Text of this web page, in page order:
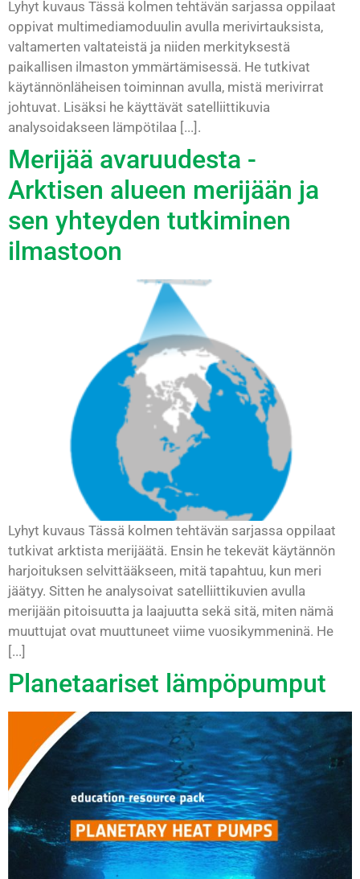
Lyhyt kuvaus Tässä kolmen tehtävän sarjassa oppilaat
oppivat multimediamoduulin avulla merivirtauksista,
valtamerten valtateistä ja niiden merkityksestä
paikallisen ilmaston ymmärtämisessä. He tutkivat
käytännönläheisen toiminnan avulla, mistä merivirrat
johtuvat. Lisäksi he käyttävät satelliittikuvia
analysoidakseen lämpötilaa [...].
Merijää avaruudesta -
Arktisen alueen merijään ja
sen yhteyden tutkiminen
ilmastoon
Lyhyt kuvaus Tässä kolmen tehtävän sarjassa oppilaat
tutkivat arktista merijäätä. Ensin he tekevät käytännön
harjoituksen selvittääkseen, mitä tapahtuu, kun meri
jäätyy. Sitten he analysoivat satelliittikuvien avulla
merijään pitoisuutta ja laajuutta sekä sitä, miten nämä
muuttujat ovat muuttuneet viime vuosikymmeninä. He
[...]
Planetaariset lämpöpumput